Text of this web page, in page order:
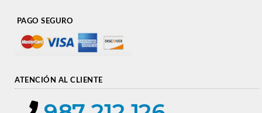
PAGO SEGURO
ATENCIÓN AL CLIENTE